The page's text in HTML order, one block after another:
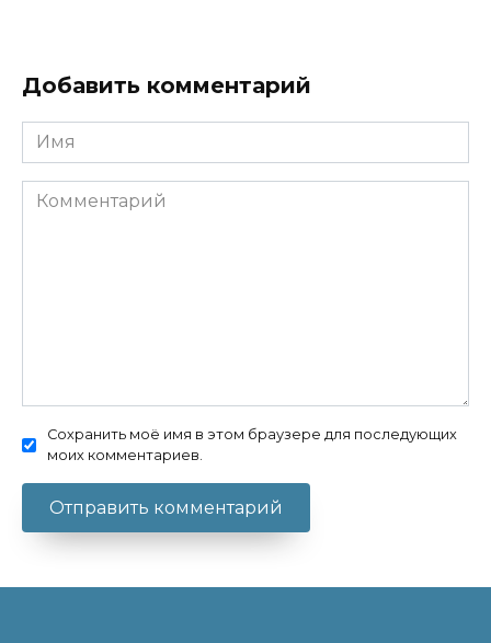
Добавить комментарий
Имя
Комментарий
Сохранить моё имя в этом браузере для последующих
моих комментариев.